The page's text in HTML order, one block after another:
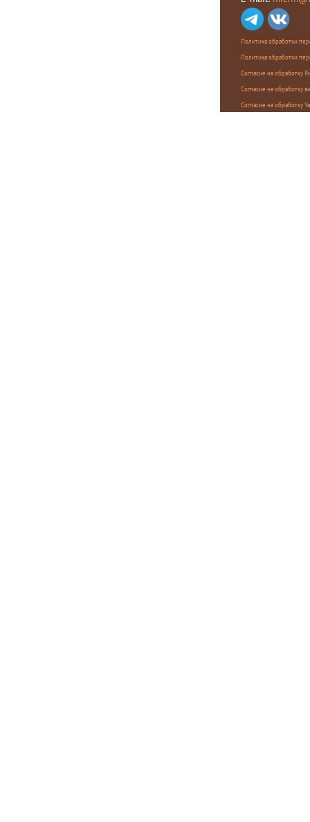
Политика обработки
Политика обработки
Согласие на обработку
Согласие на обработку
Согласие на обработку